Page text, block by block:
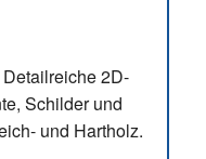
Detailreiche 2D-
Schilder und
und Hartholz.